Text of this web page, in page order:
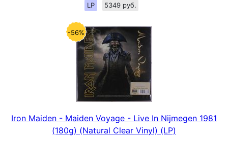
LP 5349 руб.
-56%
Iron Maiden - Maiden Voyage - Live In Nijmegen 1981
(180g) (Natural Clear Vinyl) (LP)